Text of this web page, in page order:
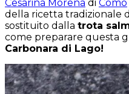
Cesarina Morena di Como
della ricetta tradizionale
sostituito dalla trota
come preparare questa
Carbonara di Lago!